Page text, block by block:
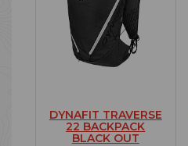
DYNAFIT TRAVERSE
22 BACKPACK
BLACK OUT